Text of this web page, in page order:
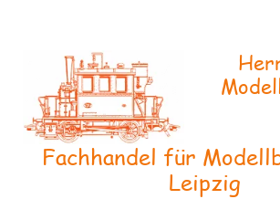
Fachhandel für
Leipzig